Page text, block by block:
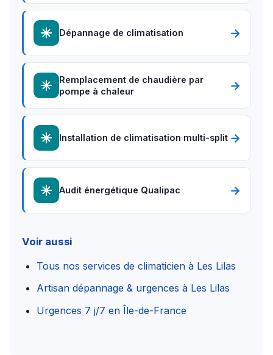
Dépannage de climatisation →
Remplacement de chaudière par
pompe à chaleur
→
Installation de climatisation multi-split →
Audit énergétique Qualipac →
Voir aussi
Tous nos services de climaticien à Les Lilas
Artisan dépannage & urgences à Les Lilas
Urgences 7 j/7 en Île-de-France